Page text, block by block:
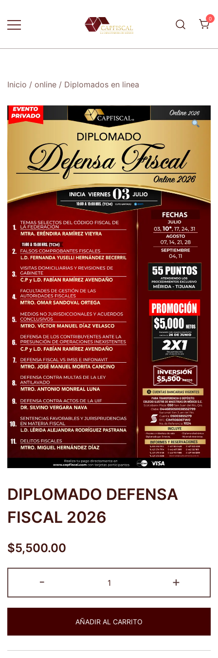
content
0
Inicio / online / Diplomados en linea
DIPLOMADO DEFENSA
FISCAL 2026
$5,500.00
-
DEFENSA
FISCAL
cantidad
+
AÑADIR AL CARRITO